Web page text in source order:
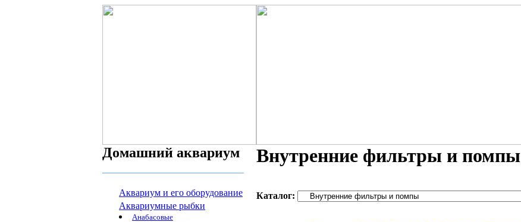
Домашний аквариум
Аквариум и его оборудование
Аквариумные рыбки
Анабасовые
Внутренние фильтры и помпы
Каталог: